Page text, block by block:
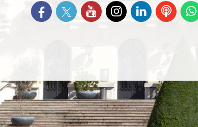
Retrouvez-nous sur Facebook
Suivez-nous sur Twitter
Suivez-nous sur YouTube
Suivez-nous
Instagram
Retrouvez-
sur